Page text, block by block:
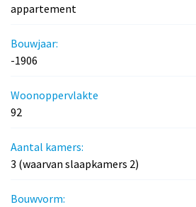
appartement
Bouwjaar:
-1906
Woonoppervlakte
92
Aantal kamers:
3 (waarvan slaapkamers 2)
Bouwvorm: